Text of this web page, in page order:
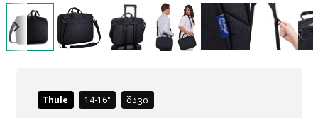
Thule 14-16 შავი